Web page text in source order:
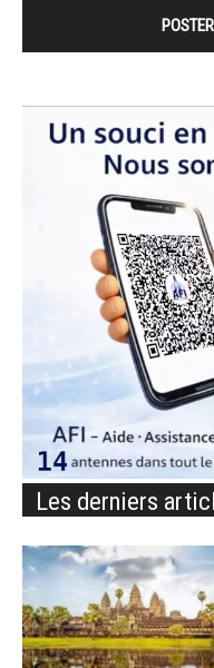
Les derniers